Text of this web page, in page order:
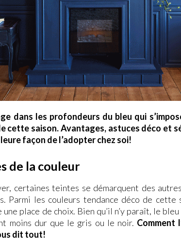
dans les profondeurs du bleu qui
cette saison. Avantages, astuces déco et
façon de l’adopter chez soi!
de la couleur
certaines teintes se démarquent des
Parmi les couleurs tendance déco de
place de choix. Bien qu’il n’y paraît, le
moins dur que le gris ou le noir. Comment
dit tout!